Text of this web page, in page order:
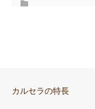
カルセラの特長